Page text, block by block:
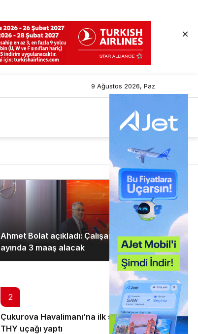
9 Ağustos 2026, Paz
Mod
değiştir
Gündüz Modu
Gündüz modunu seçin.
Sistem modunu seçin.
Ahmet Bolat açıkladı: Çalışanlar ocak
ayında 3 maaş alacak
2
Çukurova Havalimanı’na ilk seferi
THY uçağı yaptı